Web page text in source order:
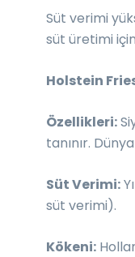
Süt verimi
süt üretimi
Holstein
Özellikleri:
tanınır.
Süt Verimi:
süt verimi).
Kökeni: